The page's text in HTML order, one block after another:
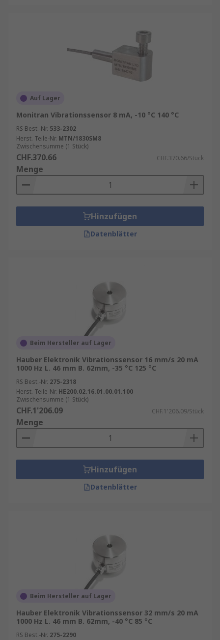
Auf Lager
Monitran Vibrationssensor 8 mA, -10 °C 140 °C
RS Best.-Nr. 533-2302
Herst. Teile-Nr. MTN/1830SM8
Zwischensumme (1 Stück)
CHF.370.66 CHF.370.66/Stück
Menge
Hinzufügen
Datenblätter
Beim Hersteller auf Lager
Hauber Elektronik Vibrationssensor 16 mm/s 20 mA
1000 Hz L. 46 mm B. 62mm, -35 °C 125 °C
RS Best.-Nr. 275-2318
Herst. Teile-Nr. HE200.02.16.01.00.01.100
Zwischensumme (1 Stück)
CHF.1'206.09 CHF.1'206.09/Stück
Menge
Hinzufügen
Datenblätter
Beim Hersteller auf Lager
Hauber Elektronik Vibrationssensor 32 mm/s 20 mA
1000 Hz L. 46 mm B. 62mm, -40 °C 85 °C
RS Best.-Nr. 275-2290